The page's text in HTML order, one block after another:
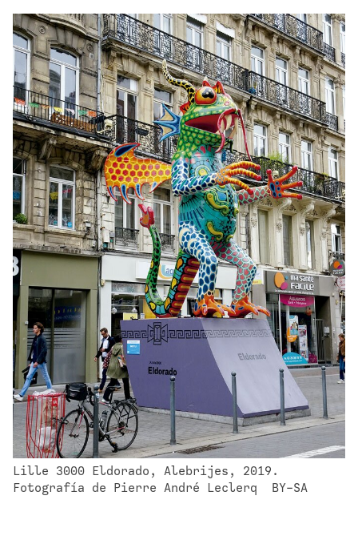
Lille 3000 Eldorado, Alebrijes, 2019.
Fotografía de Pierre André Leclerq  BY-SA